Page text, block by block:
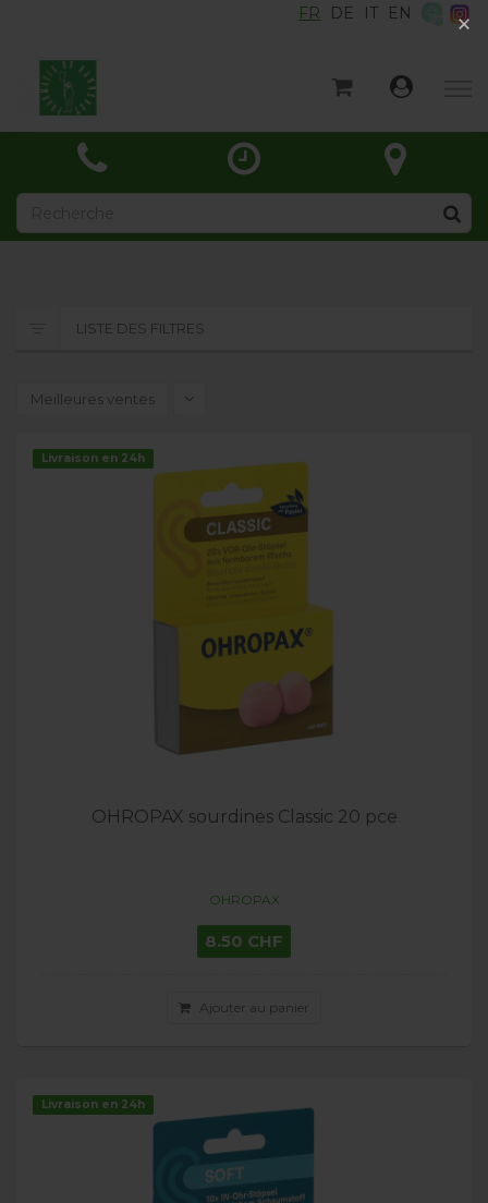
×
FR DE IT EN
×
Accueil
Catégories
Actualités
À propos
LISTE DES FILTRES
Meilleures ventes
Livraison en 24h
OHROPAX sourdines Classic 20 pce
OHROPAX
8.50 CHF
Ajouter au panier
Livraison en 24h